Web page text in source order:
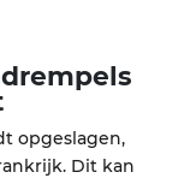
opgeslagen,
Dit kan